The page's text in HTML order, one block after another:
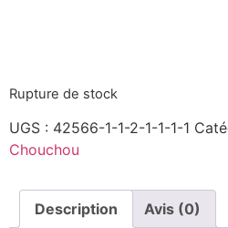
Rupture de stock
UGS : 42566-1-1-2-1-1-1-1
Chouchou
Description Avis (0)